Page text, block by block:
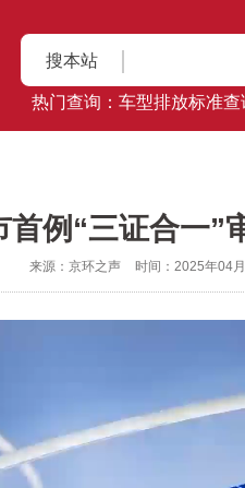
搜本站
热门查询： 车型排放标准查
首例“三证合一”
来源：京环之声 时间：2025年04